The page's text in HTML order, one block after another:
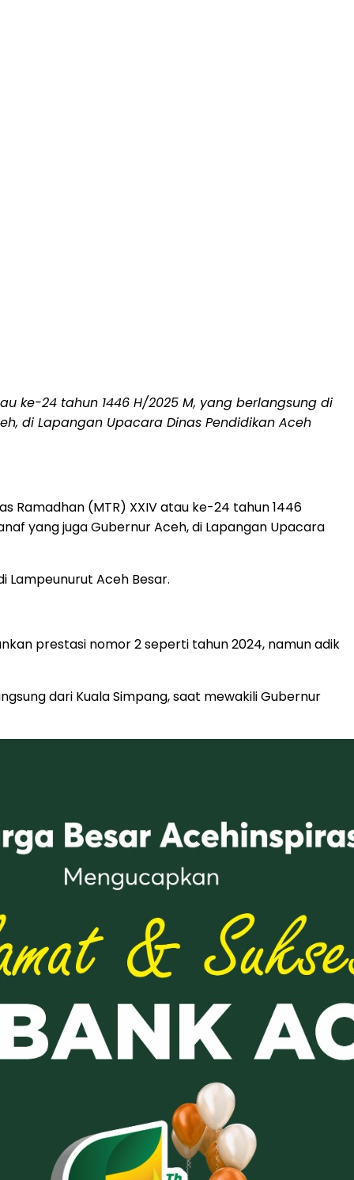
ke-24 tahun 1446 H/2025 M, yang berlangsung di
di Lapangan Upacara Dinas Pendidikan Aceh
Ramadhan (MTR) XXIV atau ke-24 tahun 1446
yang juga Gubernur Aceh, di Lapangan Upacara
Lampeunurut Aceh Besar.
prestasi nomor 2 seperti tahun 2024, namun adik
dari Kuala Simpang, saat mewakili Gubernur